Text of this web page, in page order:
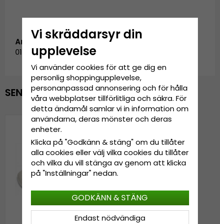
Artikelnummer:
0131095N.white-1
SENAST VISADE PRODUKTER
Vi skräddarsyr din
upplevelse
Vi använder cookies för att ge dig en
personlig shoppingupplevelse,
personanpassad annonsering och för hålla
våra webbplatser tillförlitliga och säkra. För
detta ändamål samlar vi in information om
användarna, deras mönster och deras
enheter.
Klicka på "Godkänn & stäng" om du tillåter
alla cookies eller välj vilka cookies du tillåter
och vilka du vill stänga av genom att klicka
på "Inställningar" nedan.
Endast nödvändiga
GODKÄNN & STÄNG